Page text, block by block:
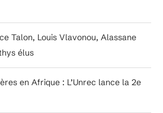
Talon, Louis Vlavonou, Alassane
élus
en Afrique : L’Unrec lance la 2e